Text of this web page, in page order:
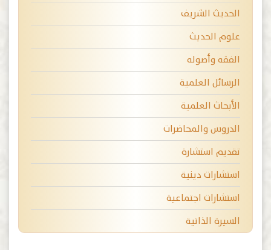
الحديث الشريف
علوم الحديث
الفقه وأصوله
الرسائل العلمية
الأبحاث العلمية
الدروس والمحاضرات
تقديم استشارة
استشارات دينية
استشارات اجتماعية
السيرة الذاتية